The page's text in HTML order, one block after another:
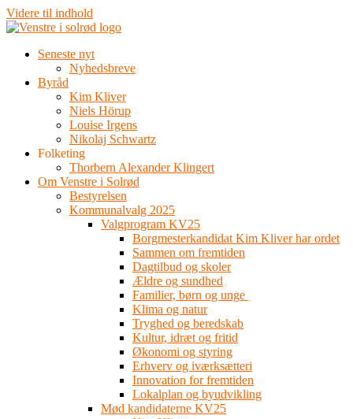
Videre til indhold
Seneste nyt
Nyhedsbreve
Byråd
Kim Kliver
Niels Hörup
Louise Irgens
Nikolaj Schwartz
Folketing
Thorbern Alexander Klingert
Om Venstre i Solrød
Bestyrelsen
Kommunalvalg 2025
Valgprogram KV25
Borgmesterkandidat Kim Kliver har ordet
Sammen om fremtiden
Dagtilbud og skoler
Ældre og sundhed
Familier, børn og unge
Klima og natur
Tryghed og beredskab
Kultur, idræt og fritid
Økonomi og styring
Erhverv og iværksætteri
Innovation for fremtiden
Lokalplan og byudvikling
Mød kandidaterne KV25